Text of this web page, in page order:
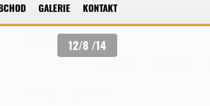
GALERIE KONTAKT
12/8 /14